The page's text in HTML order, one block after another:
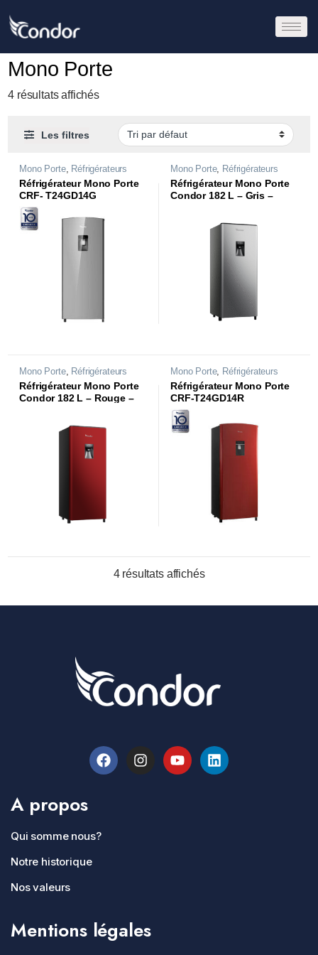
Mono Porte
4 résultats affichés
Les filtres
Mono Porte, Réfrigérateurs
Réfrigérateur Mono Porte
CRF- T24GD14G
Mono Porte, Réfrigérateurs
Réfrigérateur Mono Porte
Condor 182 L – Gris –
Mono Porte, Réfrigérateurs
Réfrigérateur Mono Porte
Condor 182 L – Rouge –
Mono Porte, Réfrigérateurs
Réfrigérateur Mono Porte
CRF-T24GD14R
4 résultats affichés
A propos
Qui somme nous?
Notre historique
Nos valeurs
Mentions légales